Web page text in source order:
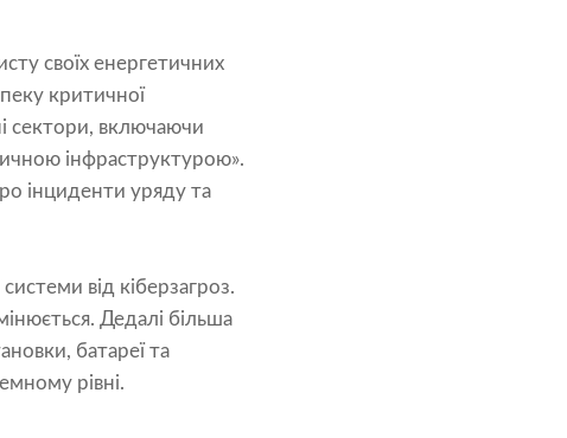
своїх енергетичних
критичної
сектори, включаючи
інфраструктурою».
інциденти уряду та
від кіберзагроз.
Дедалі більша
батареї та
рівні.